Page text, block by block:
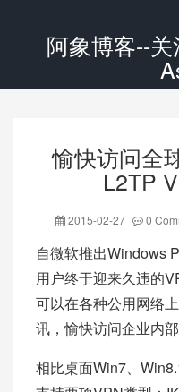
阿象博客--
愉快访问全
L2TP
2015-02-27 0
自微软推出Windows
用户终于迎来久违的
可以在各种公用网络
讯，愉快访问企业内
相比桌面Win7、